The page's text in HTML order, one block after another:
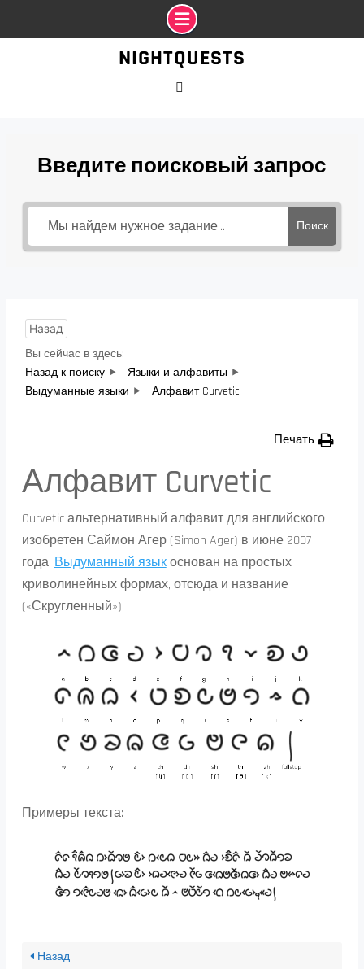
NIGHTQUESTS
Введите поисковый запрос
Поиск
Назад
Вы сейчас в здесь:
Назад к поиску
Языки и алфавиты
Выдуманные языки
Алфавит Curvetic
Печать
Алфавит Curvetic
Curvetic альтернативный алфавит для английского
изобретен Саймон Агер (Simon Ager) в июне 2007
года. Выдуманный языкоснован на простых
криволинейных формах, отсюда и название
(«Скругленный»).
Примеры текста:
Назад